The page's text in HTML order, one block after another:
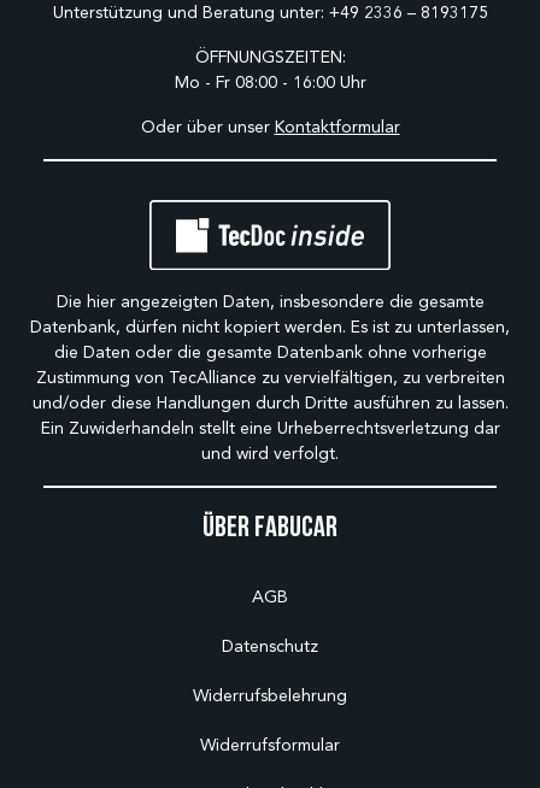
Über Fabucar
AGB
Datenschutz
Widerrufsbelehrung
Widerrufsformular
Unterstützung und Beratung unter: +49 2336 – 8193175
ÖFFNUNGSZEITEN:
Mo - Fr 08:00 - 16:00 Uhr
Oder über unser Kontaktformular
Die hier angezeigten Daten, insbesondere die gesamte
Datenbank, dürfen nicht kopiert werden. Es ist zu unterlassen,
die Daten oder die gesamte Datenbank ohne vorherige
Zustimmung von TecAlliance zu vervielfältigen, zu verbreiten
und/oder diese Handlungen durch Dritte ausführen zu lassen.
Ein Zuwiderhandeln stellt eine Urheberrechtsverletzung dar
und wird verfolgt.